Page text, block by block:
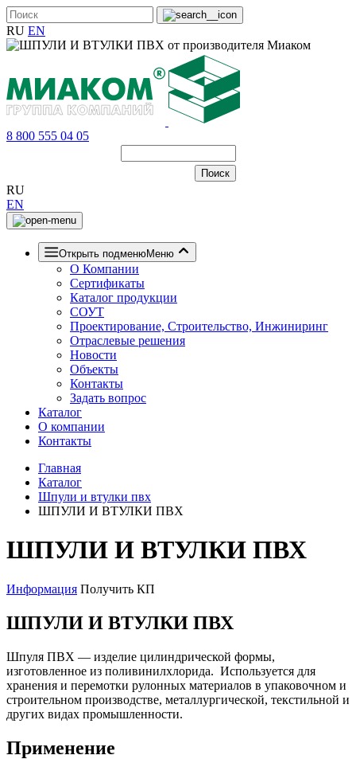
RU EN
8 800 555 04 05
RU
EN
Открыть подменюМеню
О Компании
Сертификаты
Каталог продукции
СОУТ
Проектирование, Строительство, Инжиниринг
Отраслевые решения
Новости
Объекты
Контакты
Задать вопрос
Каталог
О компании
Контакты
Главная
Каталог
Шпули и втулки пвх
ШПУЛИ И ВТУЛКИ ПВХ
ШПУЛИ И ВТУЛКИ ПВХ
Информация Получить КП
ШПУЛИ И ВТУЛКИ ПВХ
Шпуля ПВХ — изделие цилиндрической формы,
изготовленное из поливинилхлорида. Используется для
хранения и перемотки рулонных материалов в упаковочном и
строительном производстве, металлургической, текстильной и
других видах промышленности.
Применение